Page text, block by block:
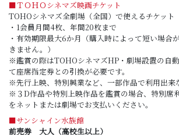
■ＴＯＨＯシネマズ映画チケット
TOHOシネマズ全劇場（全国）で使えるチケット
・1会員月間4枚、年間20枚まで
・有効期限最大6か月（購入時によって短い場合
きません。）
※鑑賞の際はTOHOシネマズHP・劇場設置の自
て座席指定券との引換が必要です。
※先行上映、特別興業など、一部作品で利用出来
※３D作品や特別上映作品を鑑賞の場合、特別席
をネットまたは劇場でお支払いください。
■サンシャイン水族館
前売券 大人（高校生以上）